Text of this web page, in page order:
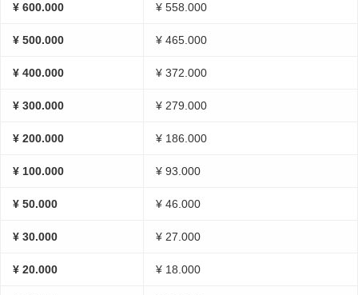
¥ 600.000 ¥ 558.000
¥ 500.000 ¥ 465.000
¥ 400.000 ¥ 372.000
¥ 300.000 ¥ 279.000
¥ 200.000 ¥ 186.000
¥ 100.000 ¥ 93.000
¥ 50.000 ¥ 46.000
¥ 30.000 ¥ 27.000
¥ 20.000 ¥ 18.000